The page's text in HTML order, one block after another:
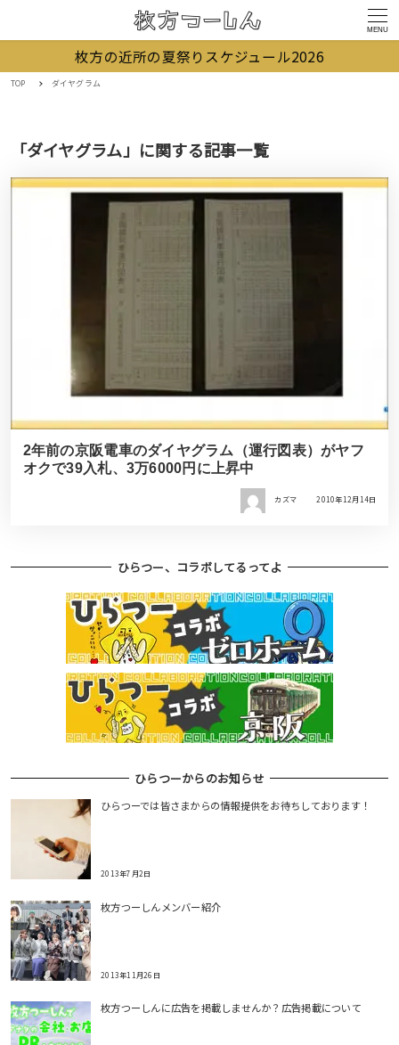
MENU
枚方の近所の夏祭りスケジュール2026
TOP ダイヤグラム
「ダイヤグラム」に関する記事一覧
2年前の京阪電車のダイヤグラム（運行図表）がヤフ
オクで39入札、3万6000円に上昇中
カズマ 2010年12月14日
ひらつー、コラボしてるってよ
ひらつーからのお知らせ
ひらつーでは皆さまからの情報提供をお待ちしております！
2013年7月2日
枚方つーしんメンバー紹介
2013年11月26日
枚方つーしんに広告を掲載しませんか？広告掲載について